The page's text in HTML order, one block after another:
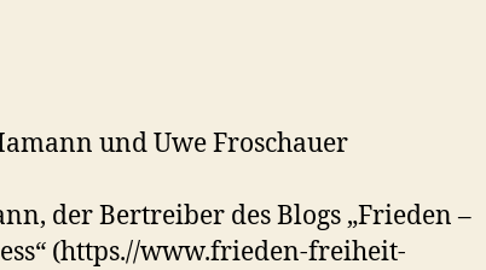
und Uwe Froschauer
der Bertreiber des Blogs „Frieden –
(https.//www.frieden-freiheit-